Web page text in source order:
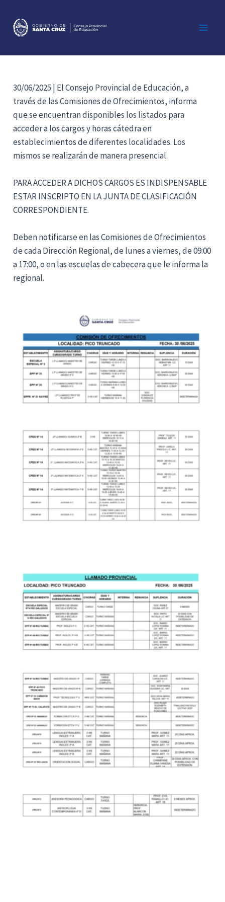
contenido
30/06/2025 | El Consejo Provincial de Educación, a
través de las Comisiones de Ofrecimientos, informa
que se encuentran disponibles los listados para
acceder a los cargos y horas cátedra en
establecimientos de diferentes localidades. Los
mismos se realizarán de manera presencial.
PARA ACCEDER A DICHOS CARGOS ES INDISPENSABLE
ESTAR INSCRIPTO EN LA JUNTA DE CLASIFICACIÓN
CORRESPONDIENTE.
Deben notificarse en las Comisiones de Ofrecimientos
de cada Dirección Regional, de lunes a viernes, de 09:00
a 17:00, o en las escuelas de cabecera que le informa la
regional.